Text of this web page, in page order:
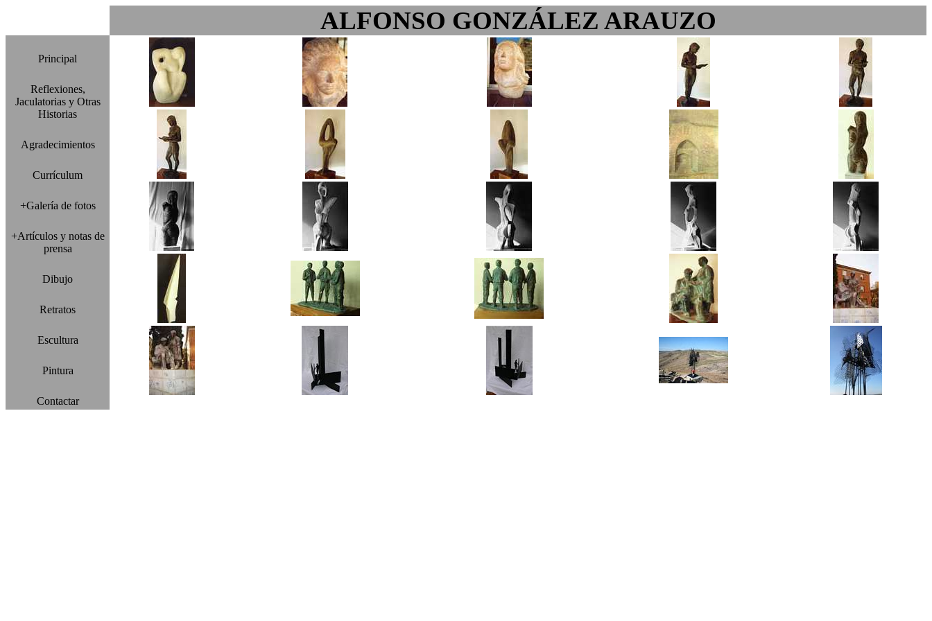
ALFONSO GONZÁLEZ ARAUZO
Principal
Reflexiones,
Jaculatorias y Otras
Historias
Agradecimientos
Currículum
+Galería de fotos
+Artículos y notas de
prensa
Dibujo
Retratos
Escultura
Pintura
Contactar